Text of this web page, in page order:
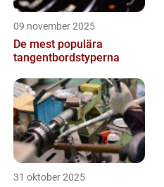
09 november 2025
De mest populära
tangentbordstyperna
31 oktober 2025